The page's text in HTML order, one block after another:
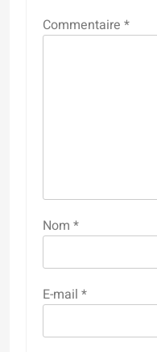
Commentaire *
Nom *
E-mail *